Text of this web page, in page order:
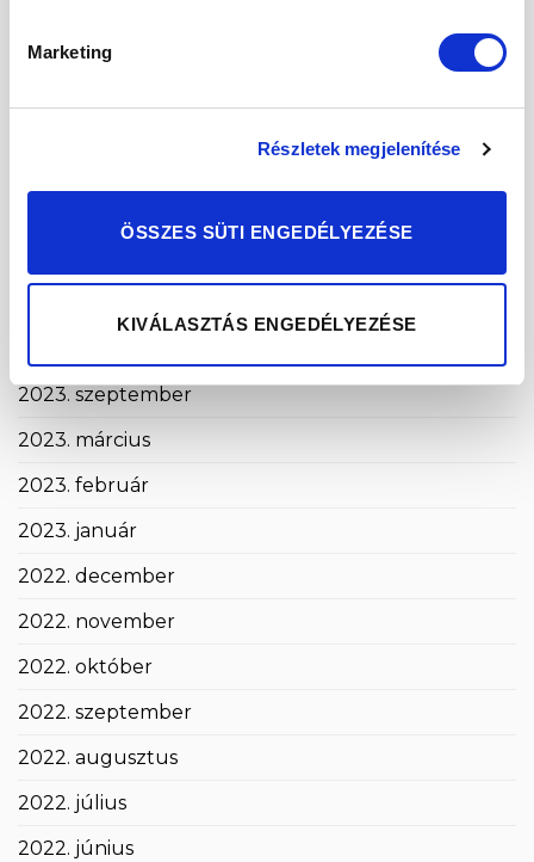
Marketing
Részletek megjelenítése
ÖSSZES SÜTI ENGEDÉLYEZÉSE
KIVÁLASZTÁS ENGEDÉLYEZÉSE
2023. szeptember
2023. március
2023. február
2023. január
2022. december
2022. november
2022. október
2022. szeptember
2022. augusztus
2022. július
2022. június